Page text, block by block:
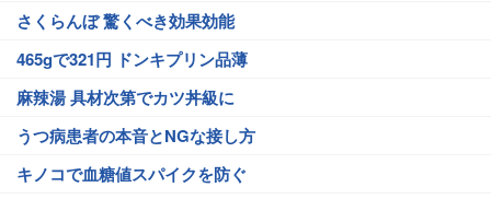
さくらんぼ 驚くべき効果効能
465gで321円 ドンキプリン品薄
麻辣湯 具材次第でカツ丼級に
うつ病患者の本音とNGな接し方
キノコで血糖値スパイクを防ぐ